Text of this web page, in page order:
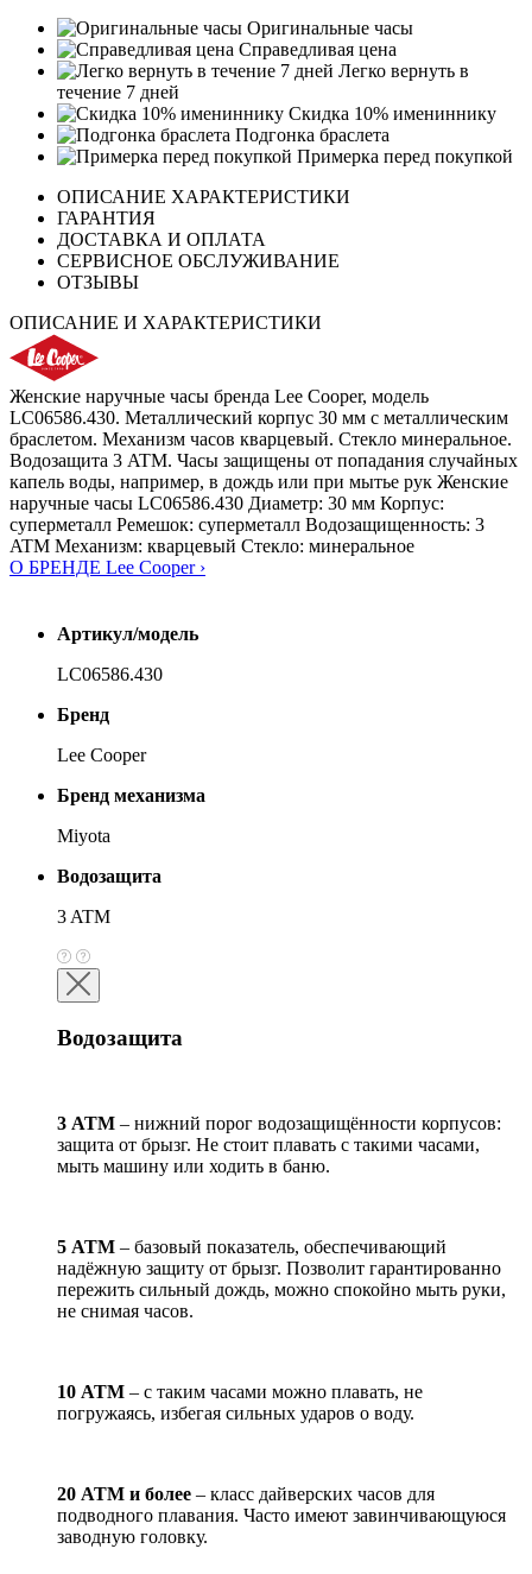
Оригинальные часы
Справедливая цена
Легко вернуть в
течение 7 дней
Скидка 10% имениннику
Подгонка браслета
Примерка перед покупкой
ОПИСАНИЕ ХАРАКТЕРИСТИКИ
ГАРАНТИЯ
ДОСТАВКА И ОПЛАТА
СЕРВИСНОЕ ОБСЛУЖИВАНИЕ
ОТЗЫВЫ
ОПИСАНИЕ И ХАРАКТЕРИСТИКИ
Женские наручные часы бренда Lee Cooper, модель
LC06586.430. Металлический корпус 30 мм с металлическим
браслетом. Механизм часов кварцевый. Стекло минеральное.
Водозащита 3 ATM. Часы защищены от попадания случайных
капель воды, например, в дождь или при мытье рук Женские
наручные часы LC06586.430 Диаметр: 30 мм Корпус:
суперметалл Ремешок: суперметалл Водозащищенность: 3
ATM Механизм: кварцевый Стекло: минеральное
О БРЕНДЕ Lee Cooper ›
Артикул/модель
LC06586.430
Бренд
Lee Cooper
Бренд механизма
Miyota
Водозащита
3 ATM
Водозащита
3 АТМ – нижний порог водозащищённости корпусов:
защита от брызг. Не стоит плавать с такими часами,
мыть машину или ходить в баню.
5 АТМ – базовый показатель, обеспечивающий
надёжную защиту от брызг. Позволит гарантированно
пережить сильный дождь, можно спокойно мыть руки,
не снимая часов.
10 АТМ – с таким часами можно плавать, не
погружаясь, избегая сильных ударов о воду.
20 АТМ и более – класс дайверских часов для
подводного плавания. Часто имеют завинчивающуюся
заводную головку.